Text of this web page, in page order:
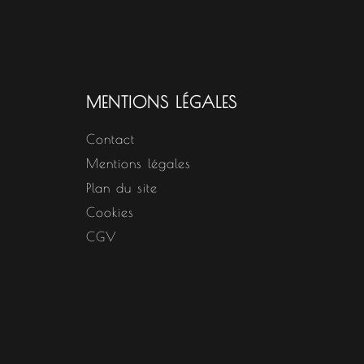
MENTIONS LÉGALES
Contact
Mentions légales
Plan du site
Cookies
CGV